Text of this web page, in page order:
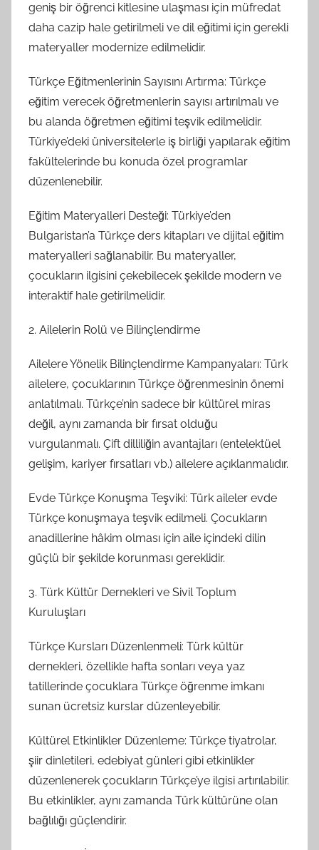
geniş bir öğrenci kitlesine ulaşması için müfredat
daha cazip hale getirilmeli ve dil eğitimi için gerekli
materyaller modernize edilmelidir.
Türkçe Eğitmenlerinin Sayısını Artırma: Türkçe
eğitim verecek öğretmenlerin sayısı artırılmalı ve
bu alanda öğretmen eğitimi teşvik edilmelidir.
Türkiye’deki üniversitelerle iş birliği yapılarak eğitim
fakültelerinde bu konuda özel programlar
düzenlenebilir.
Eğitim Materyalleri Desteği: Türkiye’den
Bulgaristan’a Türkçe ders kitapları ve dijital eğitim
materyalleri sağlanabilir. Bu materyaller,
çocukların ilgisini çekebilecek şekilde modern ve
interaktif hale getirilmelidir.
2. Ailelerin Rolü ve Bilinçlendirme
Ailelere Yönelik Bilinçlendirme Kampanyaları: Türk
ailelere, çocuklarının Türkçe öğrenmesinin önemi
anlatılmalı. Türkçe’nin sadece bir kültürel miras
değil, aynı zamanda bir fırsat olduğu
vurgulanmalı. Çift dilliliğin avantajları (entelektüel
gelişim, kariyer fırsatları vb.) ailelere açıklanmalıdır.
Evde Türkçe Konuşma Teşviki: Türk aileler evde
Türkçe konuşmaya teşvik edilmeli. Çocukların
anadillerine hâkim olması için aile içindeki dilin
güçlü bir şekilde korunması gereklidir.
3. Türk Kültür Dernekleri ve Sivil Toplum
Kuruluşları
Türkçe Kursları Düzenlenmeli: Türk kültür
dernekleri, özellikle hafta sonları veya yaz
tatillerinde çocuklara Türkçe öğrenme imkanı
sunan ücretsiz kurslar düzenleyebilir.
Kültürel Etkinlikler Düzenleme: Türkçe tiyatrolar,
şiir dinletileri, edebiyat günleri gibi etkinlikler
düzenlenerek çocukların Türkçe’ye ilgisi artırılabilir.
Bu etkinlikler, aynı zamanda Türk kültürüne olan
bağlılığı güçlendirir.